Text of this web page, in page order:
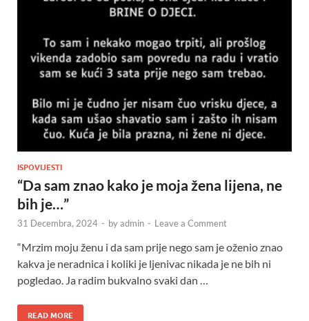
ISPOVIJESTI
“Da sam znao kako je moja žena lijena, ne
bih je…”
31 Decembra, 2024 - byadmin - Leave a Comment
“Mrzim moju ženu i da sam prije nego sam je oženio znao
kakva je neradnica i koliki je ljenivac nikada je ne bih ni
pogledao. Ja radim bukvalno svaki dan …
READ MORE